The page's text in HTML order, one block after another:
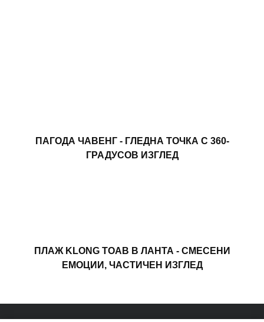
ПАГОДА ЧАВЕНГ - ГЛЕДНА ТОЧКА С 360-
ГРАДУСОВ ИЗГЛЕД
ПЛАЖ KLONG TOAB В ЛАНТА - СМЕСЕНИ
ЕМОЦИИ, ЧАСТИЧЕН ИЗГЛЕД